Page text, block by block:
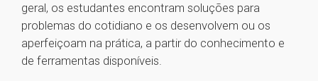
geral, os estudantes encontram soluções para
problemas do cotidiano e os desenvolvem ou os
aperfeiçoam na prática, a partir do conhecimento e
de ferramentas disponíveis.